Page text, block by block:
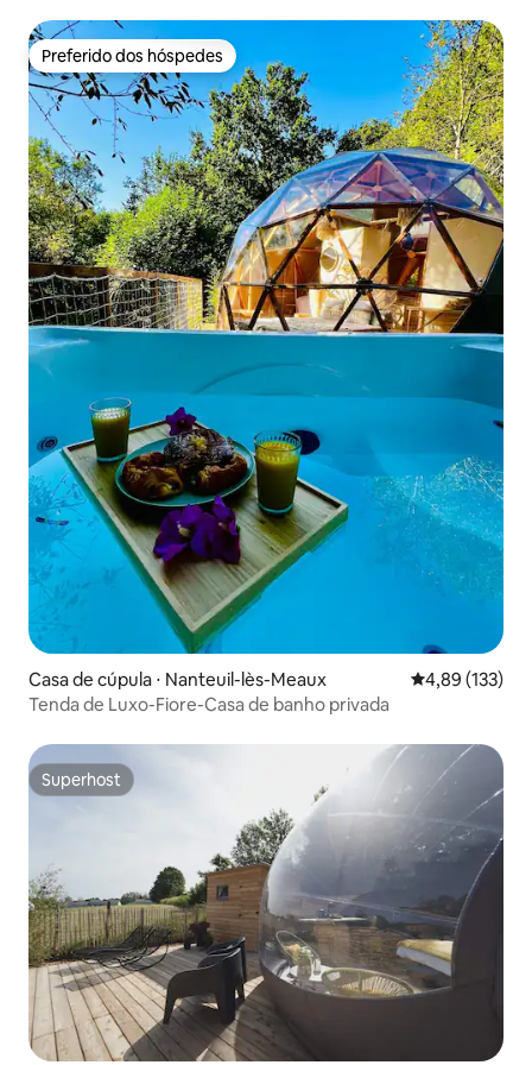
Preferido dos hóspedes
Preferido dos hóspedes
Casa de cúpula ⋅ Nanteuil-lès-Meaux 4,89 de uma
4,89 (133)
Tenda de Luxo-Fiore-Casa de banho privada
Superhost
Superhost